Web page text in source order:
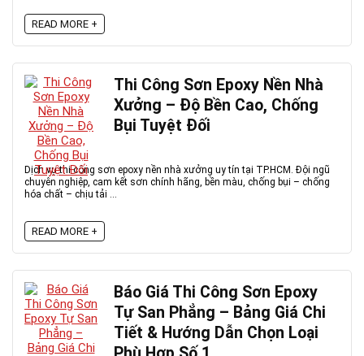
READ MORE +
Thi Công Sơn Epoxy Nền Nhà
Xưởng – Độ Bền Cao, Chống
Bụi Tuyệt Đối
Dịch vụ thi công sơn epoxy nền nhà xưởng uy tín tại TP.HCM. Đội ngũ
chuyên nghiệp, cam kết sơn chính hãng, bền màu, chống bụi – chống
hóa chất – chịu tải ...
READ MORE +
Báo Giá Thi Công Sơn Epoxy
Tự San Phẳng – Bảng Giá Chi
Tiết & Hướng Dẫn Chọn Loại